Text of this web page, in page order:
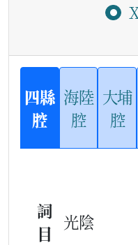
四縣
腔
海陸
腔
大埔
腔
詞
目
光陰